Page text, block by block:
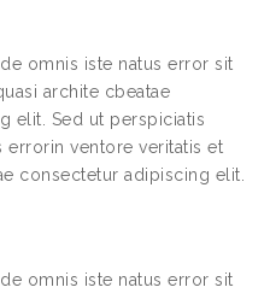
omnis iste natus error sit
archite cbeatae
elit. Sed ut perspiciatis
errorin ventore veritatis et
consectetur adipiscing elit.
omnis iste natus error sit